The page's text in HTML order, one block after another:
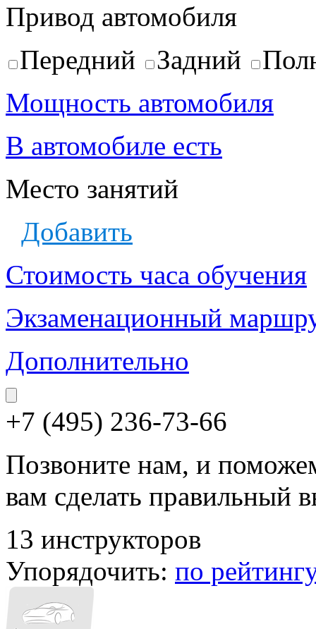
Привод автомобиля
Передний
Задний
Мощность автомобиля
В автомобиле есть
Место занятий
Добавить
Стоимость часа обучения
Экзаменационный
Дополнительно
+7 (495) 236-73-66
Позвоните нам, и
вам сделать правильный
13 инструкторов
Упорядочить: по